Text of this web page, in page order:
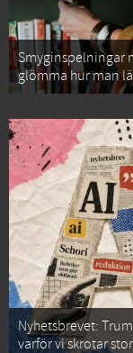
Smyginspelningar
glömma hur man
Nyhetsbrevet:
varför vi skrotar